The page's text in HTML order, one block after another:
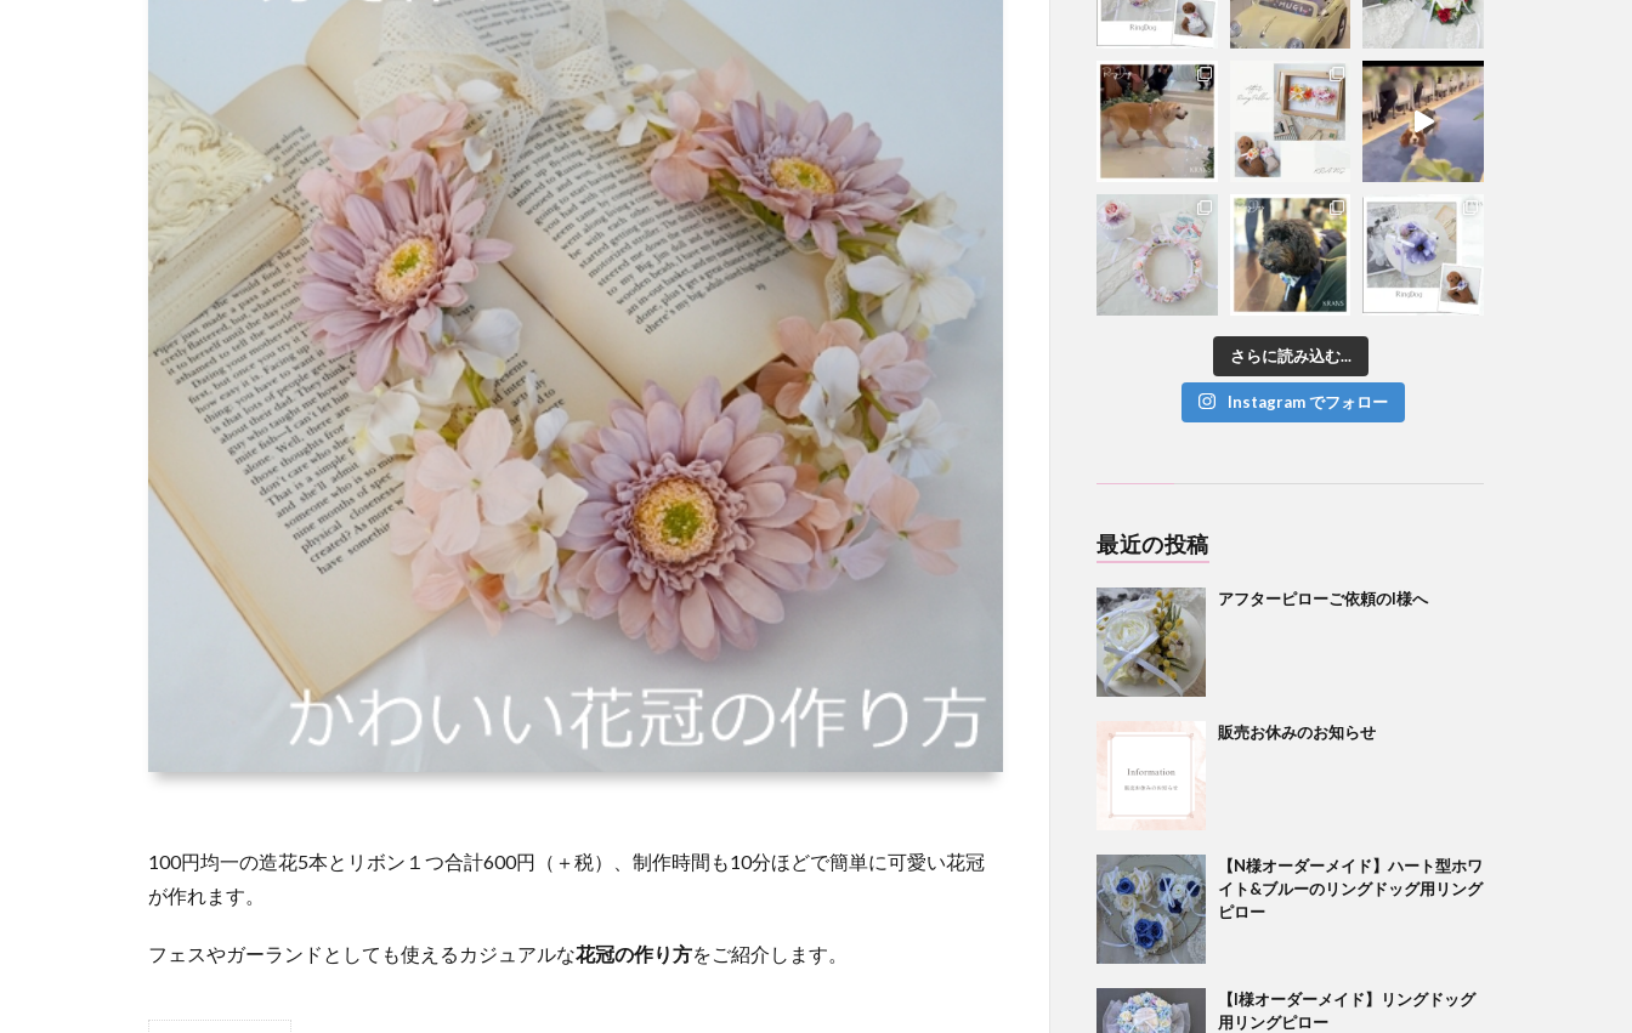
100円均一の造花5本とリボン１つ合計600円（＋税）、制作時間も10分ほどで簡単に可愛い花冠
が作れます。
フェスやガーランドとしても使えるカジュアルな花冠の作り方をご紹介します。
さらに読み込む...
Instagram でフォロー
最近の投稿
アフターピローご依頼のI様へ
販売お休みのお知らせ
【N様オーダーメイド】ハート型ホワ
イト&ブルーのリングドッグ用リング
ピロー
【I様オーダーメイド】リングドッグ
用リングピロー